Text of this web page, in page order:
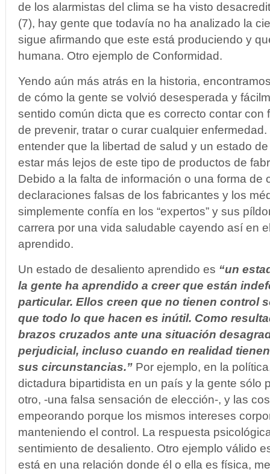
de los alarmistas del clima se ha visto
(7), hay gente que todavía no ha analizado la
sigue afirmando que este está produciendo y
humana. Otro ejemplo de Conformidad.
Yendo aún más atrás en la historia,
de cómo la gente se volvió desesperada y
sentido común dicta que es correcto contar con
de prevenir, tratar o curar cualquier
entender que la libertad de salud y un estado
estar más lejos de este tipo de productos de
Debido a la falta de información o una forma de
declaraciones falsas de los fabricantes y los
simplemente confía en los “expertos” y sus
carrera por una vida saludable cayendo así en
aprendido.
Un estado de desaliento aprendido es “un
la gente ha aprendido a creer que están
particular. Ellos creen que no tienen control
que todo lo que hacen es inútil. Como
brazos cruzados ante una situación
perjudicial, incluso cuando en realidad
sus circunstancias.” Por ejemplo, en la
dictadura bipartidista en un país y la gente sólo
otro, -una falsa sensación de elección-, y las
empeorando porque los mismos intereses
manteniendo el control. La respuesta
sentimiento de desaliento. Otro ejemplo válido
está en una relación donde él o ella es física,